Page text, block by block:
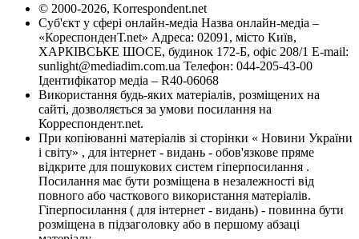
© 2000-2026, Korrespondent.net
Суб'єкт у сфері онлайн-медіа Назва онлайн-медіа –
«КореспонденТ.net» Адреса: 02091, місто Київ,
ХАРКІВСЬКЕ ШОСЕ, будинок 172-Б, офіс 208/1 E-mail:
sunlight@mediadim.com.ua Телефон: 044-205-43-00
Ідентифікатор медіа – R40-06068
Використання будь-яких матеріалів, розміщених на
сайті, дозволяється за умови посилання на
Корреспондент.net.
При копіюванні матеріалів зі сторінки « Новини України
і світу» , для інтернет - видань - обов'язкове пряме
відкрите для пошукових систем гіперпосилання .
Посилання має бути розміщена в незалежності від
повного або часткового використання матеріалів.
Гіперпосилання ( для інтернет - видань) - повинна бути
розміщена в підзаголовку або в першому абзаці